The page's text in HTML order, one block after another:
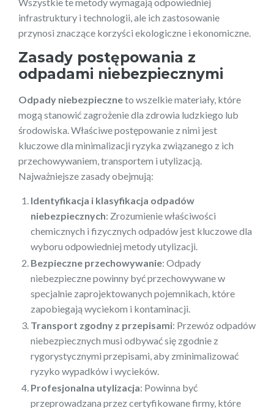
infrastruktury i technologii, ale ich zastosowanie
przynosi znaczące korzyści ekologiczne i ekonomiczne.
Zasady postępowania z
odpadami niebezpiecznymi
Odpady niebezpieczneto wszelkie materiały, które
mogą stanowić zagrożenie dla zdrowia ludzkiego lub
środowiska. Właściwe postępowanie z nimi jest
kluczowe dla minimalizacji ryzyka związanego z ich
przechowywaniem, transportem i utylizacją.
Najważniejsze zasady obejmują:
Identyfikacja i klasyfikacja odpadów
niebezpiecznych: Zrozumienie właściwości
chemicznych i fizycznych odpadów jest kluczowe dla
wyboru odpowiedniej metody utylizacji.
Bezpieczne przechowywanie: Odpady
niebezpieczne powinny być przechowywane w
specjalnie zaprojektowanych pojemnikach, które
zapobiegają wyciekom i kontaminacji.
Transport zgodny z przepisami: Przewóz odpadów
niebezpiecznych musi odbywać się zgodnie z
rygorystycznymi przepisami, aby zminimalizować
ryzyko wypadków i wycieków.
Profesjonalna utylizacja: Powinna być
przeprowadzana przez certyfikowane firmy, które